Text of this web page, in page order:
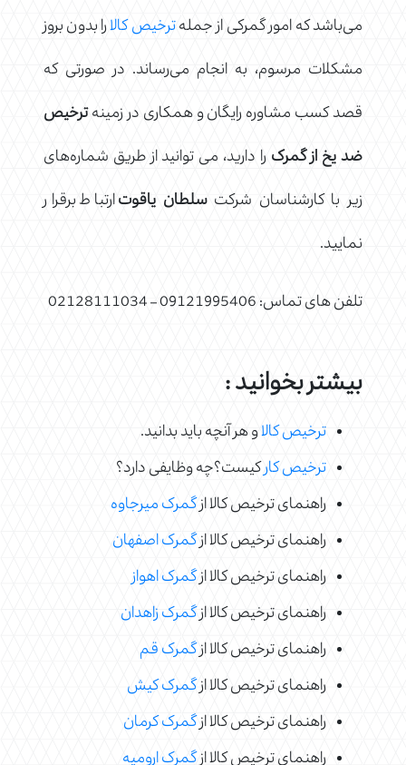
می‌باشد که امور گمرکی از جملهترخیص کالارا بدون بروز
مشکلات مرسوم، به انجام می‌رساند. در صورتی که
قصد کسب مشاوره رایگان و همکاری در زمینهترخیص
ضد یخ از گمرک را دارید، می توانید از طریق شماره‌های
زیر با کارشناسان شرکتسلطان یاقوتارتباط برقرار
نمایید.
تلفن های تماس: 09121995406 – 02128111034
بیشتر بخوانید :
ترخیص کالاو هر آنچه باید بدانید.
ترخیص کارکیست؟چه وظایفی دارد؟
راهنمای ترخیص کالا ازگمرک میرجاوه
راهنمای ترخیص کالا ازگمرک اصفهان
راهنمای ترخیص کالا ازگمرک اهواز
راهنمای ترخیص کالا ازگمرک زاهدان
راهنمای ترخیص کالا ازگمرک قم
راهنمای ترخیص کالا ازگمرک کیش
راهنمای ترخیص کالا ازگمرک کرمان
راهنمای ترخیص کالا ازگمرک ارومیه